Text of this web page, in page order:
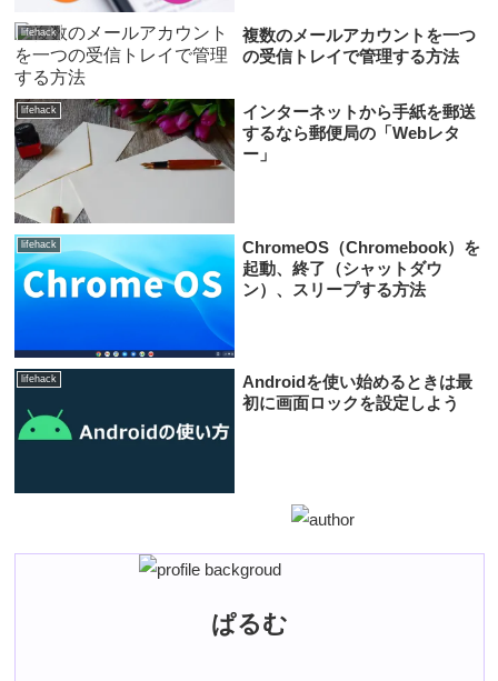
lifehack
複数のメールアカウントを一つ
の受信トレイで管理する方法
lifehack
インターネットから手紙を郵送
するなら郵便局の「Webレタ
ー」
lifehack
ChromeOS（Chromebook）を
起動、終了（シャットダウ
ン）、スリープする方法
lifehack
Androidを使い始めるときは最
初に画面ロックを設定しよう
ぱるむ